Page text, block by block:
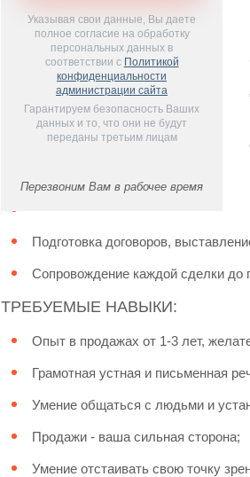
Указывая свои данные, Вы даете
полное согласие на обработку
персональных данных в
соответствии с Политикой
конфиденциальности
администрации сайта
Гарантируем безопасность Ваших
данных и то, что они не будут
переданы третьим лицам
Перезвоним Вам в рабочее время
Подготовка договоров,
Сопровождение каждой сделки до
ТРЕБУЕМЫЕ НАВЫКИ:
Опыт в продажах от 1-3 лет,
Грамотная устная и письменная
Умение общаться с людьми и
Продажи - ваша сильная сторона;
Умение отстаивать свою точку